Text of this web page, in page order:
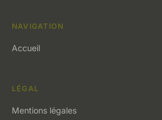
NAVIGATION
Accueil
LÉGAL
Mentions légales